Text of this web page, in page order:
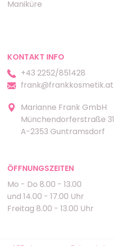
Maniküre
KONTAKT INFO
+43 2252/851428
frank@frankkosmetik.at
Marianne Frank GmbH
Münchendorferstraße 31
A-2353 Guntramsdorf
ÖFFNUNGSZEITEN
Mo - Do 8.00 - 13.00
und 14.00 - 17.00 Uhr
Freitag 8.00 - 13.00 Uhr